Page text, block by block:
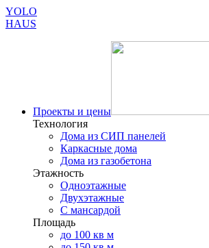
YOLO
HAUS
Проекты и цены
Технология
Дома из СИП панелей
Каркасные дома
Дома из газобетона
Этажность
Одноэтажные
Двухэтажные
С мансардой
Площадь
до 100 кв м